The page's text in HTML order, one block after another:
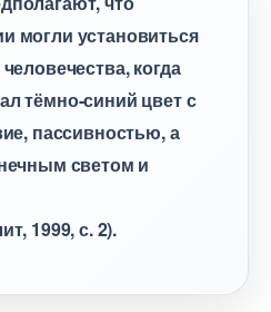
могли установиться
когда
тёмно-синий цвет с
пассивностью, а
светом и
1999, с. 2).